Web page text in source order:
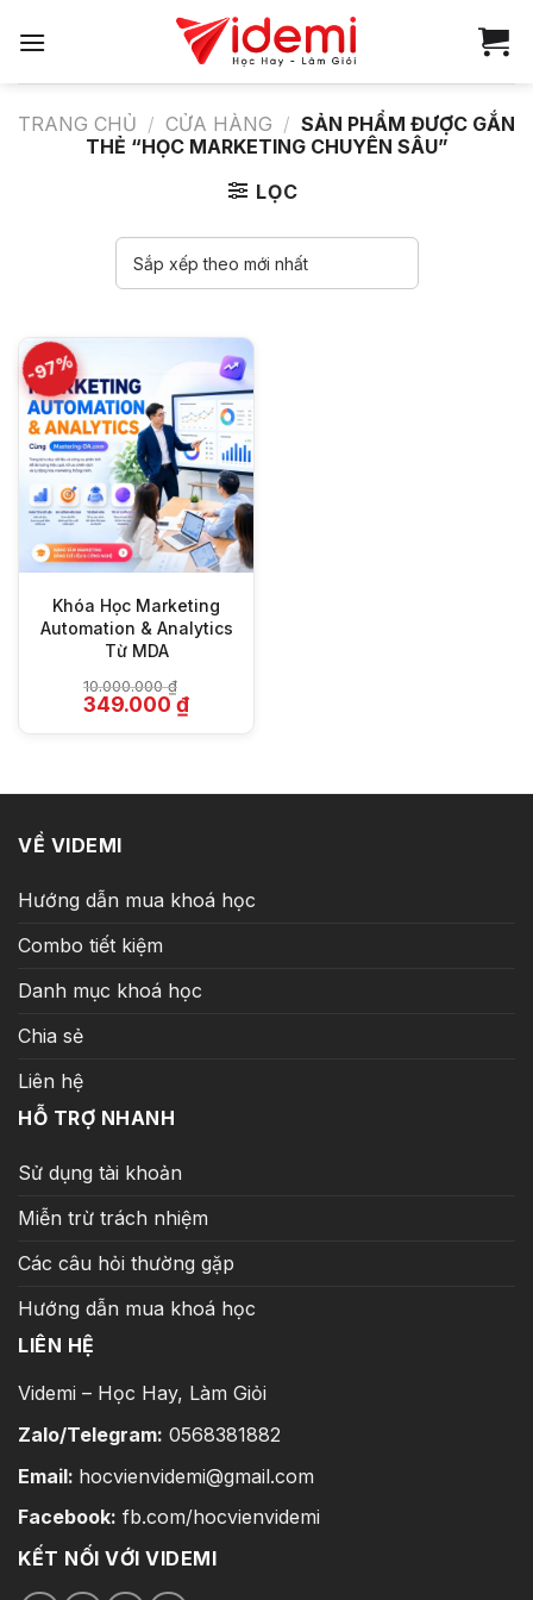
qua
TRANG CHỦ / CỬA HÀNG / SẢN PHẨM ĐƯỢC GẮN
THẺ “HỌC MARKETING CHUYÊN SÂU”
LỌC
-97%
Khóa Học Marketing
Automation & Analytics
Từ MDA
10.000.000₫
Giá
gốc
349.000₫Giá
VỀ VIDEMI
Hướng dẫn mua khoá học
Combo tiết kiệm
Danh mục khoá học
Chia sẻ
Liên hệ
HỖ TRỢ NHANH
Sử dụng tài khoản
Miễn trừ trách nhiệm
Các câu hỏi thường gặp
Hướng dẫn mua khoá học
LIÊN HỆ
Videmi – Học Hay, Làm Giỏi
Zalo/Telegram: 0568381882
Email: hocvienvidemi@gmail.com
Facebook: fb.com/hocvienvidemi
KẾT NỐI VỚI VIDEMI